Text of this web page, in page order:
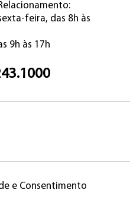
feira, das 8h às
9h às 17h
e Consentimento